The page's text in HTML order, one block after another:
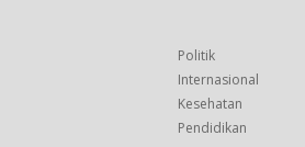
Politik
Internasional
Kesehatan
Pendidikan